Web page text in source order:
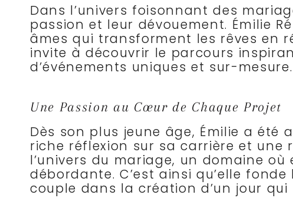
Dans l’univers foisonnant des
passion et leur dévouement. Émilie
âmes qui transforment les rêves en
invite à découvrir le parcours
d’événements uniques et sur-mesure.
Une Passion au Cœur de Chaque Projet
Dès son plus jeune âge, Émilie a été
riche réflexion sur sa carrière et une
l’univers du mariage, un domaine
débordante. C’est ainsi qu’elle
couple dans la création d’un jour qui